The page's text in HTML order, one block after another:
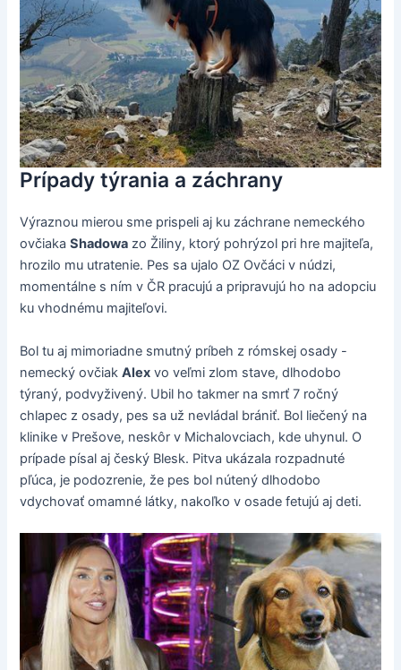
Prípady týrania a záchrany
Výraznou mierou sme prispeli aj ku záchrane nemeckého
ovčiakaShadowa zo Žiliny, ktorý pohrýzol pri hre majiteľa,
hrozilo mu utratenie. Pes sa ujalo OZ Ovčáci v núdzi,
momentálne s ním v ČR pracujú a pripravujú ho na adopciu
ku vhodnému majiteľovi.
Bol tu aj mimoriadne smutný príbeh z rómskej osady -
nemecký ovčiakAlex vo veľmi zlom stave, dlhodobo
týraný, podvyživený. Ubil ho takmer na smrť 7 ročný
chlapec z osady, pes sa už nevládal brániť. Bol liečený na
klinike v Prešove, neskôr v Michalovciach, kde uhynul. O
prípade písal aj český Blesk. Pitva ukázala rozpadnuté
pľúca, je podozrenie, že pes bol nútený dlhodobo
vdychovať omamné látky, nakoľko v osade fetujú aj deti.